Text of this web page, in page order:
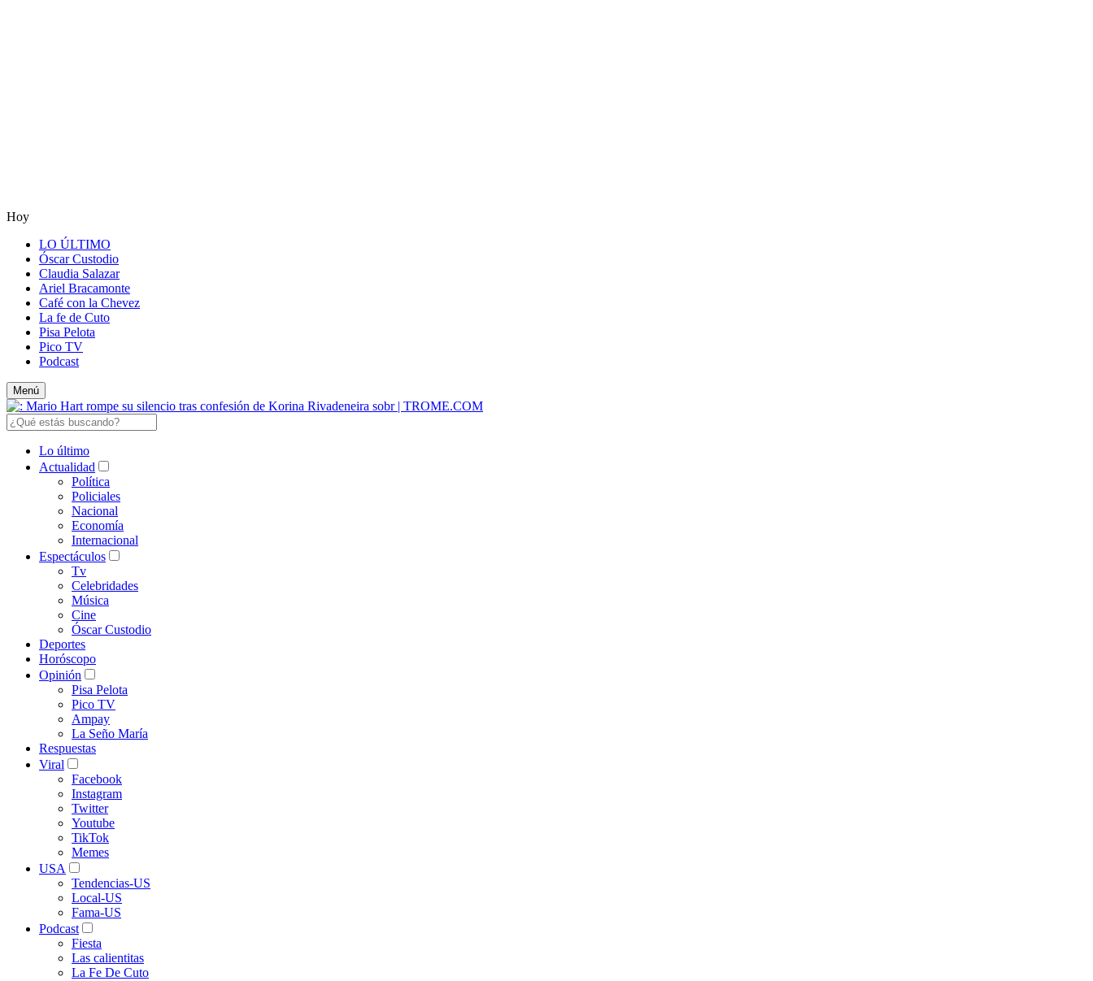
Hoy
LO ÚLTIMO
Óscar Custodio
Claudia Salazar
Ariel Bracamonte
Café con la Chevez
La fe de Cuto
Pisa Pelota
Pico TV
Podcast
Menú
Lo último
Actualidad
Política
Policiales
Nacional
Economía
Internacional
Espectáculos
Tv
Celebridades
Música
Cine
Óscar Custodio
Deportes
Horóscopo
Opinión
Pisa Pelota
Pico TV
Ampay
La Seño María
Respuestas
Viral
Facebook
Instagram
Twitter
Youtube
TikTok
Memes
USA
Tendencias-US
Local-US
Fama-US
Podcast
Fiesta
Las calientitas
La Fe De Cuto